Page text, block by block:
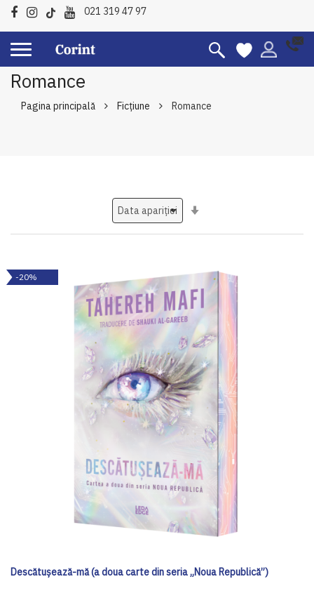
021 319 47 97
Romance
Pagina principală Ficțiune Romance
-20%
Descătușează-mă (a doua carte din seria „Noua Republică”)